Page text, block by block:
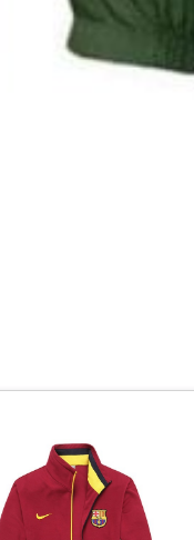
ONLINE